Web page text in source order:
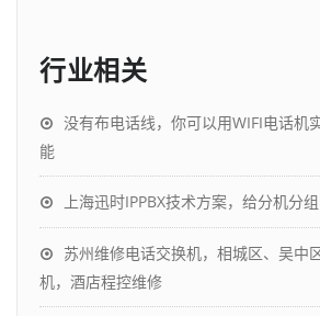
行业相关
没有布电话线，你可以用WIFI电话机
能
上海迅时IPPBX技术方案，给分机分
苏州维修电话交换机，相城区、吴中
机，酒店程控维修